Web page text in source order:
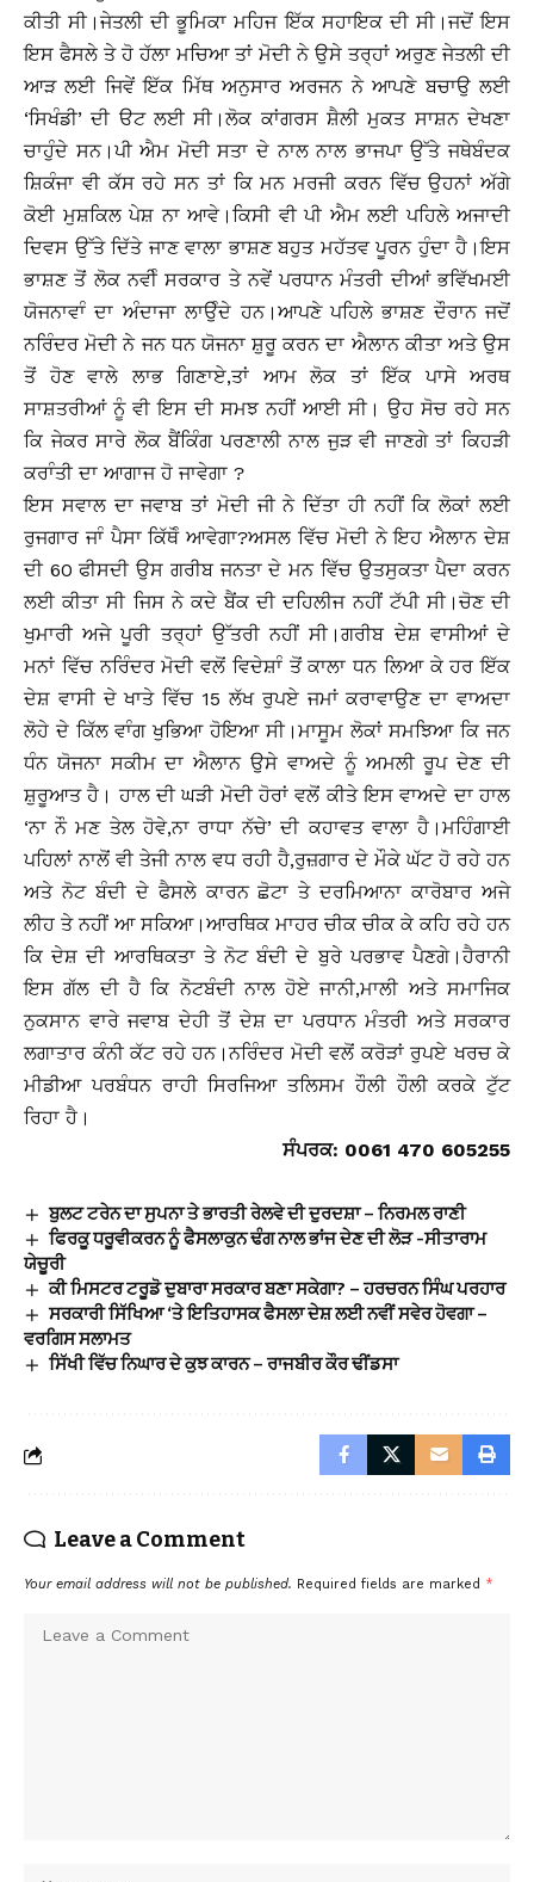
ਕੀਤੀ ਸੀ।ਜੇਤਲੀ ਦੀ ਭੂਮਿਕਾ ਮਹਿਜ ਇੱਕ ਸਹਾਇਕ ਦੀ ਸੀ।ਜਦੋਂ ਇਸ
ਇਸ ਫੈਸਲੇ ਤੇ ਹੋ ਹੱਲਾ ਮਚਿਆ ਤਾਂ ਮੋਦੀ ਨੇ ਉਸੇ ਤਰ੍ਹਾਂ ਅਰੁਣ ਜੇਤਲੀ ਦੀ
ਆੜ ਲਈ ਜਿਵੇਂ ਇੱਕ ਮਿੱਥ ਅਨੁਸਾਰ ਅਰਜਨ ਨੇ ਆਪਣੇ ਬਚਾਉ ਲਈ
‘ਸਿਖੰਡੀ’ ਦੀ ੳਟ ਲਈ ਸੀ।ਲੋਕ ਕਾਂਗਰਸ ਸ਼ੈਲੀ ਮੁਕਤ ਸਾਸ਼ਨ ਦੇਖਣਾ
ਚਾਹੁੰਦੇ ਸਨ।ਪੀ ਐਮ ਮੋਦੀ ਸਤਾ ਦੇ ਨਾਲ ਨਾਲ ਭਾਜਪਾ ਉੱਤੇ ਜਥੇਬੰਦਕ
ਸ਼ਿਕੰਜਾ ਵੀ ਕੱਸ ਰਹੇ ਸਨ ਤਾਂ ਕਿ ਮਨ ਮਰਜੀ ਕਰਨ ਵਿੱਚ ਉਹਨਾਂ ਅੱਗੇ
ਕੋਈ ਮੁਸ਼ਕਿਲ ਪੇਸ਼ ਨਾ ਆਵੇ।ਕਿਸੀ ਵੀ ਪੀ ਐਮ ਲਈ ਪਹਿਲੇ ਅਜਾਦੀ
ਦਿਵਸ ਉੱਤੇ ਦਿੱਤੇ ਜਾਣ ਵਾਲਾ ਭਾਸ਼ਣ ਬਹੁਤ ਮਹੱਤਵ ਪੂਰਨ ਹੁੰਦਾ ਹੈ।ਇਸ
ਭਾਸ਼ਣ ਤੋਂ ਲੋਕ ਨਵੀੰ ਸਰਕਾਰ ਤੇ ਨਵੇਂ ਪਰਧਾਨ ਮੰਤਰੀ ਦੀਆਂ ਭਵਿੱਖਮਈ
ਯੋਜਨਾਵਾੰ ਦਾ ਅੰਦਾਜਾ ਲਾਉੰਦੇ ਹਨ।ਆਪਣੇ ਪਹਿਲੇ ਭਾਸ਼ਣ ਦੌਰਾਨ ਜਦੋਂ
ਨਰਿੰਦਰ ਮੋਦੀ ਨੇ ਜਨ ਧਨ ਯੋਜਨਾ ਸ਼ੁਰੂ ਕਰਨ ਦਾ ਐਲਾਨ ਕੀਤਾ ਅਤੇ ਉਸ
ਤੋਂ ਹੋਣ ਵਾਲੇ ਲਾਭ ਗਿਣਾਏ,ਤਾਂ ਆਮ ਲੋਕ ਤਾਂ ਇੱਕ ਪਾਸੇ ਅਰਥ
ਸਾਸ਼ਤਰੀਆਂ ਨੂੰ ਵੀ ਇਸ ਦੀ ਸਮਝ ਨਹੀਂ ਆਈ ਸੀ। ਉਹ ਸੋਚ ਰਹੇ ਸਨ
ਕਿ ਜੇਕਰ ਸਾਰੇ ਲੋਕ ਬੈਂਕਿੰਗ ਪਰਣਾਲੀ ਨਾਲ ਜੁੜ ਵੀ ਜਾਣਗੇ ਤਾਂ ਕਿਹੜੀ
ਕਰਾੰਤੀ ਦਾ ਆਗਾਜ ਹੋ ਜਾਵੇਗਾ ?
ਇਸ ਸਵਾਲ ਦਾ ਜਵਾਬ ਤਾਂ ਮੋਦੀ ਜੀ ਨੇ ਦਿੱਤਾ ਹੀ ਨਹੀਂ ਕਿ ਲੋਕਾਂ ਲਈ
ਰੁਜਗਾਰ ਜਾੰ ਪੈਸਾ ਕਿੱਥੋੰ ਆਵੇਗਾ?ਅਸਲ ਵਿੱਚ ਮੋਦੀ ਨੇ ਇਹ ਐਲਾਨ ਦੇਸ਼
ਦੀ 60 ਫੀਸਦੀ ਉਸ ਗਰੀਬ ਜਨਤਾ ਦੇ ਮਨ ਵਿੱਚ ਉਤਸੁਕਤਾ ਪੈਦਾ ਕਰਨ
ਲਈ ਕੀਤਾ ਸੀ ਜਿਸ ਨੇ ਕਦੇ ਬੈਂਕ ਦੀ ਦਹਿਲੀਜ ਨਹੀਂ ਟੱਪੀ ਸੀ।ਚੋਣ ਦੀ
ਖੁਮਾਰੀ ਅਜੇ ਪੂਰੀ ਤਰ੍ਹਾਂ ਉੱਤਰੀ ਨਹੀਂ ਸੀ।ਗਰੀਬ ਦੇਸ਼ ਵਾਸੀਆਂ ਦੇ
ਮਨਾਂ ਵਿੱਚ ਨਰਿੰਦਰ ਮੋਦੀ ਵਲੋਂ ਵਿਦੇਸ਼ਾੰ ਤੋਂ ਕਾਲਾ ਧਨ ਲਿਆ ਕੇ ਹਰ ਇੱਕ
ਦੇਸ਼ ਵਾਸੀ ਦੇ ਖਾਤੇ ਵਿੱਚ 15 ਲੱਖ ਰੁਪਏ ਜਮਾਂ ਕਰਾਵਾਉਣ ਦਾ ਵਾਅਦਾ
ਲੋਹੇ ਦੇ ਕਿੱਲ ਵਾੰਗ ਖੁਭਿਆ ਹੋਇਆ ਸੀ।ਮਾਸੂਮ ਲੋਕਾਂ ਸਮਝਿਆ ਕਿ ਜਨ
ਧੰਨ ਯੋਜਨਾ ਸਕੀਮ ਦਾ ਐਲਾਨ ਉਸੇ ਵਾਅਦੇ ਨੂੰ ਅਮਲੀ ਰੂਪ ਦੇਣ ਦੀ
ਸ਼ੁਰੂਆਤ ਹੈ। ਹਾਲ ਦੀ ਘੜੀ ਮੋਦੀ ਹੋਰਾਂ ਵਲੋਂ ਕੀਤੇ ਇਸ ਵਾਅਦੇ ਦਾ ਹਾਲ
‘ਨਾ ਨੌ ਮਣ ਤੇਲ ਹੋਵੇ,ਨਾ ਰਾਧਾ ਨੱਚੇ’ ਦੀ ਕਹਾਵਤ ਵਾਲਾ ਹੈ।ਮਹਿੰਗਾਈ
ਪਹਿਲਾਂ ਨਾਲੋਂ ਵੀ ਤੇਜੀ ਨਾਲ ਵਧ ਰਹੀ ਹੈ,ਰੁਜ਼ਗਾਰ ਦੇ ਮੌਕੇ ਘੱਟ ਹੋ ਰਹੇ ਹਨ
ਅਤੇ ਨੋਟ ਬੰਦੀ ਦੇ ਫੈਸਲੇ ਕਾਰਨ ਛੋਟਾ ਤੇ ਦਰਮਿਆਨਾ ਕਾਰੋਬਾਰ ਅਜੇ
ਲੀਹ ਤੇ ਨਹੀਂ ਆ ਸਕਿਆ।ਆਰਥਿਕ ਮਾਹਰ ਚੀਕ ਚੀਕ ਕੇ ਕਹਿ ਰਹੇ ਹਨ
ਕਿ ਦੇਸ਼ ਦੀ ਆਰਥਿਕਤਾ ਤੇ ਨੋਟ ਬੰਦੀ ਦੇ ਬੁਰੇ ਪਰਭਾਵ ਪੈਣਗੇ।ਹੈਰਾਨੀ
ਇਸ ਗੱਲ ਦੀ ਹੈ ਕਿ ਨੋਟਬੰਦੀ ਨਾਲ ਹੋਏ ਜਾਨੀ,ਮਾਲੀ ਅਤੇ ਸਮਾਜਿਕ
ਨੁਕਸਾਨ ਵਾਰੇ ਜਵਾਬ ਦੇਹੀ ਤੋਂ ਦੇਸ਼ ਦਾ ਪਰਧਾਨ ਮੰਤਰੀ ਅਤੇ ਸਰਕਾਰ
ਲਗਾਤਾਰ ਕੰਨੀ ਕੱਟ ਰਹੇ ਹਨ।ਨਰਿੰਦਰ ਮੋਦੀ ਵਲੋਂ ਕਰੋੜਾਂ ਰੁਪਏ ਖਰਚ ਕੇ
ਮੀਡੀਆ ਪਰਬੰਧਨ ਰਾਹੀ ਸਿਰਜਿਆ ਤਲਿਸਮ ਹੌਲੀ ਹੌਲੀ ਕਰਕੇ ਟੁੱਟ
ਰਿਹਾ ਹੈ।
ਸੰਪਰਕ: 0061 470 605255
ਬੁਲਟ ਟਰੇਨ ਦਾ ਸੁਪਨਾ ਤੇ ਭਾਰਤੀ ਰੇਲਵੇ ਦੀ ਦੁਰਦਸ਼ਾ – ਨਿਰਮਲ ਰਾਣੀ
ਫਿਰਕੂ ਧਰੂਵੀਕਰਨ ਨੂੰ ਫੈਸਲਾਕੁਨ ਢੰਗ ਨਾਲ ਭਾਂਜ ਦੇਣ ਦੀ ਲੋੜ -ਸੀਤਾਰਾਮ
ਯੇਚੂਰੀ
ਕੀ ਮਿਸਟਰ ਟਰੂਡੋ ਦੁਬਾਰਾ ਸਰਕਾਰ ਬਣਾ ਸਕੇਗਾ? – ਹਰਚਰਨ ਸਿੰਘ ਪਰਹਾਰ
ਸਰਕਾਰੀ ਸਿੱਖਿਆ ‘ਤੇ ਇਤਿਹਾਸਕ ਫੈਸਲਾ ਦੇਸ਼ ਲਈ ਨਵੀਂ ਸਵੇਰ ਹੋਵਗਾ –
ਵਰਗਿਸ ਸਲਾਮਤ
ਸਿੱਖੀ ਵਿੱਚ ਨਿਘਾਰ ਦੇ ਕੁਝ ਕਾਰਨ – ਰਾਜਬੀਰ ਕੌਰ ਢੀਂਡਸਾ
Leave a Comment
Your email address will not be published. Required fields are marked *